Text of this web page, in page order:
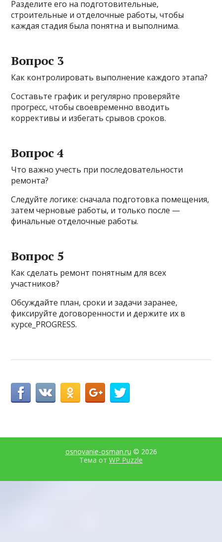
Разделите его на подготовительные,
строительные и отделочные работы, чтобы
каждая стадия была понятна и выполнима.
Вопрос 3
Как контролировать выполнение каждого этапа?
Составьте график и регулярно проверяйте
прогресс, чтобы своевременно вводить
коррективы и избегать срывов сроков.
Вопрос 4
Что важно учесть при последовательности
ремонта?
Следуйте логике: сначала подготовка помещения,
затем черновые работы, и только после —
финальные отделочные работы.
Вопрос 5
Как сделать ремонт понятным для всех
участников?
Обсуждайте план, сроки и задачи заранее,
фиксируйте договоренности и держите их в
курсе_PROGRESS.
osnovanie-osman.ru © 2026
Тема от WP Puzzle